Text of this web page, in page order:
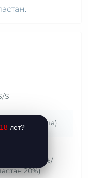
S
(Польша)
80%/
20%)
18 лет?